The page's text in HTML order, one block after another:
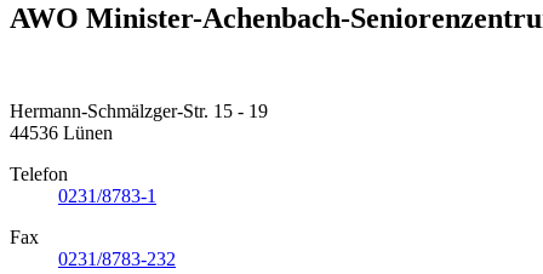
AWO Minister-Achenbach-
Hermann-Schmälzger-Str. 15 - 19
44536 Lünen
Telefon
0231/8783-1
Fax
0231/8783-232